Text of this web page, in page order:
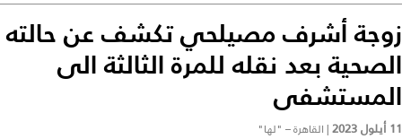
زوجة أشرف مصيلحي تكشف عن حالته
الصحية بعد نقله للمرة الثالثة الى
المستشفى
11 أيلول 2023 | القاهرة – "لها"